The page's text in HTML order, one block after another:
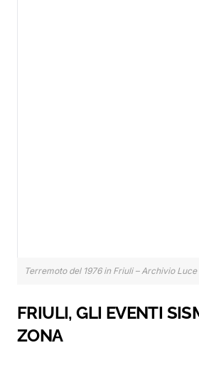
Terremoto del 1976 in Friuli – Archivio Luce
FRIULI, GLI EVENTI
ZONA